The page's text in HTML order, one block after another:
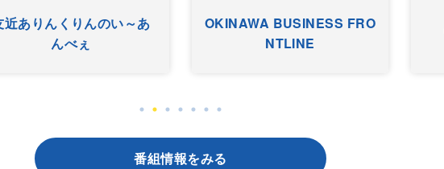
近ありんくりんのい～あ
んべぇ
OKINAWA BUSINESS FRO
NTLINE
番組情報をみる